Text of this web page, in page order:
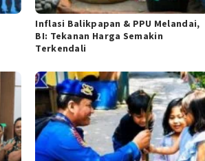
Inflasi Balikpapan & PPU Melandai,
BI: Tekanan Harga Semakin
Terkendali